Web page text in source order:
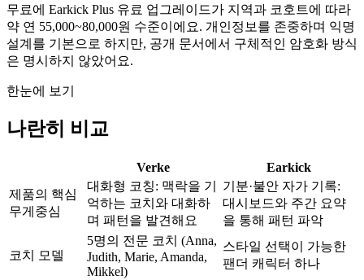
무료에 Earkick Plus 유료 업그레이드가 지역과 코호트에 따라
약 연 55,000~80,000원 수준이에요. 개인정보를 존중하며 익명
설계를 기본으로 하지만, 공개 문서에서 구체적인 암호화 방식
은 명시하지 않았어요.
한눈에 보기
나란히 비교
Verke
Earkick
제품의 핵심
무게중심
대화형 코칭: 맥락을 기
억하는 코치와 대화하
며 패턴을 발견해요
기분·불안 자가 기록:
대시보드와 주간 요약
을 통해 패턴 파악
코치 모델
5명의 전문 코치 (Anna,
Judith, Marie, Amanda,
Mikkel)
스타일 선택이 가능한
팬더 캐릭터 하나